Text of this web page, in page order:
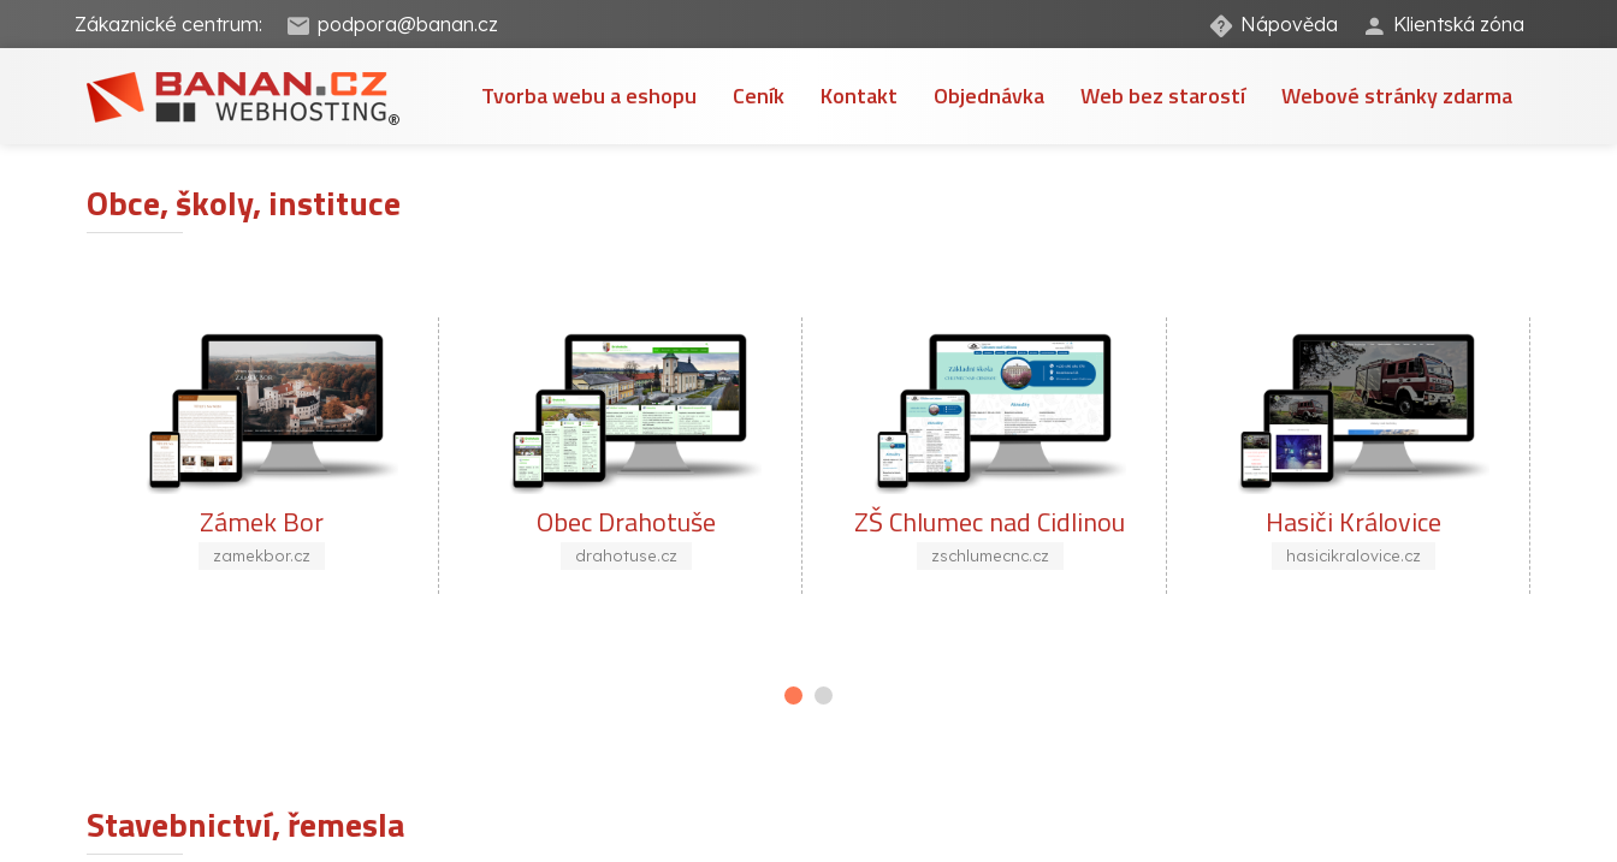
Zákaznické centrum: podpora@banan.cz Nápověda Klientská zóna
Tvorba webu a eshopu Ceník Kontakt Objednávka Web bez starostí Webové stránky zdarma
Obce, školy, instituce
Obec Drahotuše
drahotuse.cz
ZŠ Chlumec nad Cidlinou
zschlumecnc.cz
Hasiči Královice
hasicikralovice.cz
České lékařská komora
MB
Stavebnictví, řemesla